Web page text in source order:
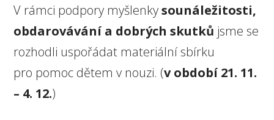
V rámci podpory myšlenkysounáležitosti,
obdarovávání a dobrých skutků jsme se
rozhodli uspořádat materiální sbírku
pro pomoc dětem v nouzi. (v období 21. 11.
–⁠⁠⁠⁠⁠⁠ 4. 12.)